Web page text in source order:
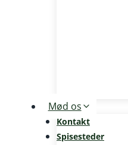
Mød os
Kontakt
Spisesteder